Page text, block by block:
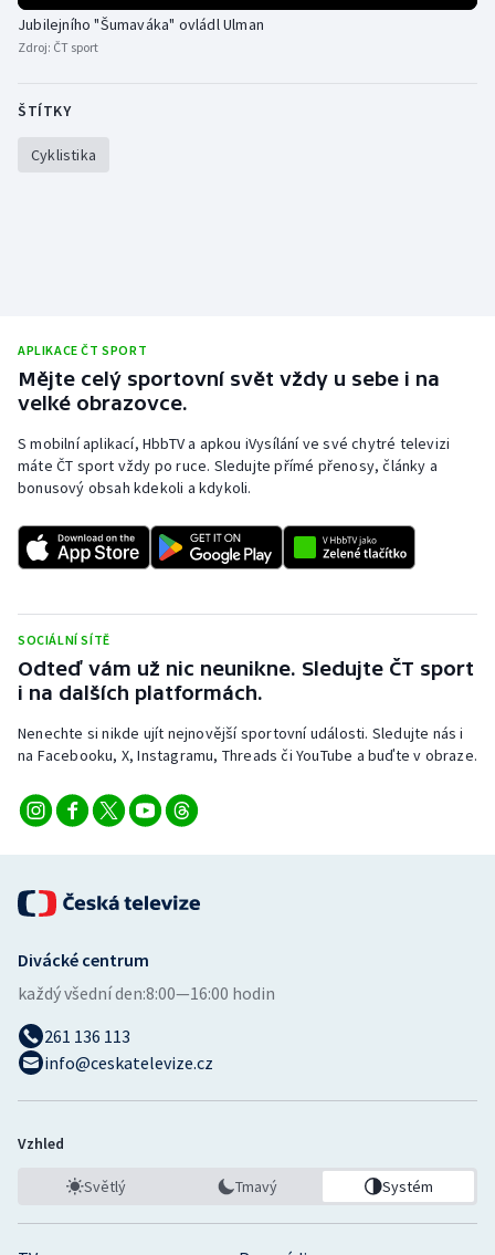
Krasobruslení
Parasport
Plavání
Plážový volejbal
Rychlobruslení
Rychlostní kanoistika
Short track
Sportovní střelba
Triatlon
Volejbal
Ostatní
Jubilejního "Šumaváka" ovládl Ulman
Zdroj: ČT sport
ŠTÍTKY
Cyklistika
APLIKACE ČT SPORT
Mějte celý sportovní svět vždy u sebe i na
velké obrazovce.
S mobilní aplikací, HbbTV a apkou iVysílání ve své chytré televizi
máte ČT sport vždy po ruce. Sledujte přímé přenosy, články a
bonusový obsah kdekoli a kdykoli.
SOCIÁLNÍ SÍTĚ
Odteď vám už nic neunikne. Sledujte ČT sport
i na dalších platformách.
Nenechte si nikde ujít nejnovější sportovní události. Sledujte nás i
na Facebooku, X, Instagramu, Threads či YouTube a buďte v obraze.
Divácké centrum
každý všední den:8:00—16:00 hodin
261 136 113
info@ceskatelevize.cz
Vzhled
Světlý Tmavý Systém